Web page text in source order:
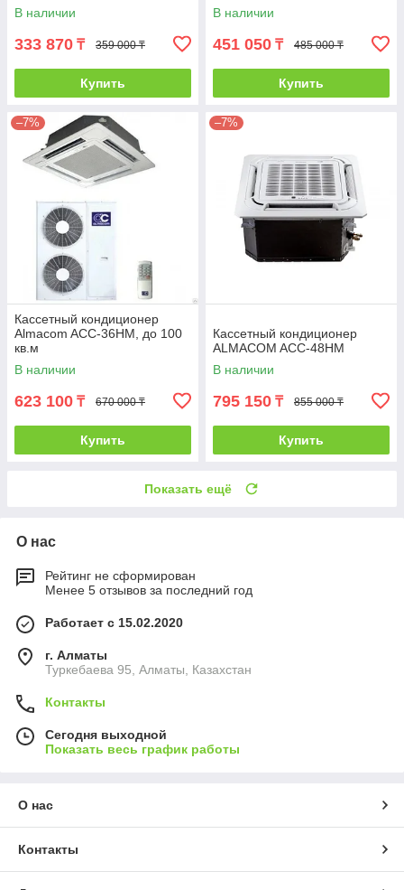
В наличии
333 870 ₸ 359 000 ₸
Купить
В наличии
451 050 ₸ 485 000 ₸
Купить
–7%
Кассетный кондиционер
Almacom ACC-36HM, до 100
кв.м
В наличии
623 100 ₸ 670 000 ₸
Купить
–7%
Кассетный кондиционер
ALMACOM ACC-48HM
В наличии
795 150 ₸ 855 000 ₸
Купить
Показать ещё
О нас
Рейтинг не сформирован
Менее 5 отзывов за последний год
Работает с 15.02.2020
г. Алматы
Туркебаева 95, Алматы, Казахстан
Контакты
Сегодня выходной
Показать весь график работы
О нас
Контакты